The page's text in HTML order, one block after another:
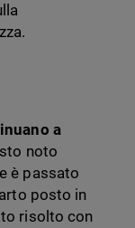
a
noto
è passato
posto in
risolto con